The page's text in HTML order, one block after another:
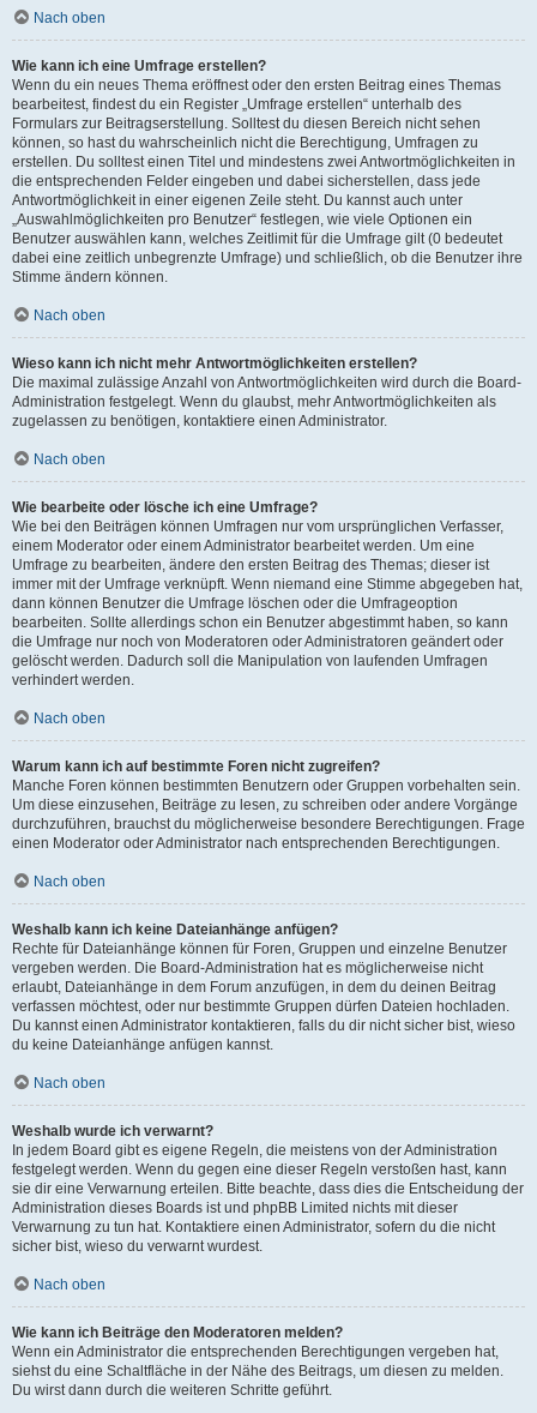
Nach oben
Wie kann ich eine Umfrage erstellen?
Wenn du ein neues Thema eröffnest oder den ersten Beitrag eines Themas
bearbeitest, findest du ein Register „Umfrage erstellen“ unterhalb des
Formulars zur Beitragserstellung. Solltest du diesen Bereich nicht sehen
können, so hast du wahrscheinlich nicht die Berechtigung, Umfragen zu
erstellen. Du solltest einen Titel und mindestens zwei Antwortmöglichkeiten in
die entsprechenden Felder eingeben und dabei sicherstellen, dass jede
Antwortmöglichkeit in einer eigenen Zeile steht. Du kannst auch unter
„Auswahlmöglichkeiten pro Benutzer“ festlegen, wie viele Optionen ein
Benutzer auswählen kann, welches Zeitlimit für die Umfrage gilt (0 bedeutet
dabei eine zeitlich unbegrenzte Umfrage) und schließlich, ob die Benutzer ihre
Stimme ändern können.
Nach oben
Wieso kann ich nicht mehr Antwortmöglichkeiten erstellen?
Die maximal zulässige Anzahl von Antwortmöglichkeiten wird durch die Board-
Administration festgelegt. Wenn du glaubst, mehr Antwortmöglichkeiten als
zugelassen zu benötigen, kontaktiere einen Administrator.
Nach oben
Wie bearbeite oder lösche ich eine Umfrage?
Wie bei den Beiträgen können Umfragen nur vom ursprünglichen Verfasser,
einem Moderator oder einem Administrator bearbeitet werden. Um eine
Umfrage zu bearbeiten, ändere den ersten Beitrag des Themas; dieser ist
immer mit der Umfrage verknüpft. Wenn niemand eine Stimme abgegeben hat,
dann können Benutzer die Umfrage löschen oder die Umfrageoption
bearbeiten. Sollte allerdings schon ein Benutzer abgestimmt haben, so kann
die Umfrage nur noch von Moderatoren oder Administratoren geändert oder
gelöscht werden. Dadurch soll die Manipulation von laufenden Umfragen
verhindert werden.
Nach oben
Warum kann ich auf bestimmte Foren nicht zugreifen?
Manche Foren können bestimmten Benutzern oder Gruppen vorbehalten sein.
Um diese einzusehen, Beiträge zu lesen, zu schreiben oder andere Vorgänge
durchzuführen, brauchst du möglicherweise besondere Berechtigungen. Frage
einen Moderator oder Administrator nach entsprechenden Berechtigungen.
Nach oben
Weshalb kann ich keine Dateianhänge anfügen?
Rechte für Dateianhänge können für Foren, Gruppen und einzelne Benutzer
vergeben werden. Die Board-Administration hat es möglicherweise nicht
erlaubt, Dateianhänge in dem Forum anzufügen, in dem du deinen Beitrag
verfassen möchtest, oder nur bestimmte Gruppen dürfen Dateien hochladen.
Du kannst einen Administrator kontaktieren, falls du dir nicht sicher bist, wieso
du keine Dateianhänge anfügen kannst.
Nach oben
Weshalb wurde ich verwarnt?
In jedem Board gibt es eigene Regeln, die meistens von der Administration
festgelegt werden. Wenn du gegen eine dieser Regeln verstoßen hast, kann
sie dir eine Verwarnung erteilen. Bitte beachte, dass dies die Entscheidung der
Administration dieses Boards ist und phpBB Limited nichts mit dieser
Verwarnung zu tun hat. Kontaktiere einen Administrator, sofern du die nicht
sicher bist, wieso du verwarnt wurdest.
Nach oben
Wie kann ich Beiträge den Moderatoren melden?
Wenn ein Administrator die entsprechenden Berechtigungen vergeben hat,
siehst du eine Schaltfläche in der Nähe des Beitrags, um diesen zu melden.
Du wirst dann durch die weiteren Schritte geführt.